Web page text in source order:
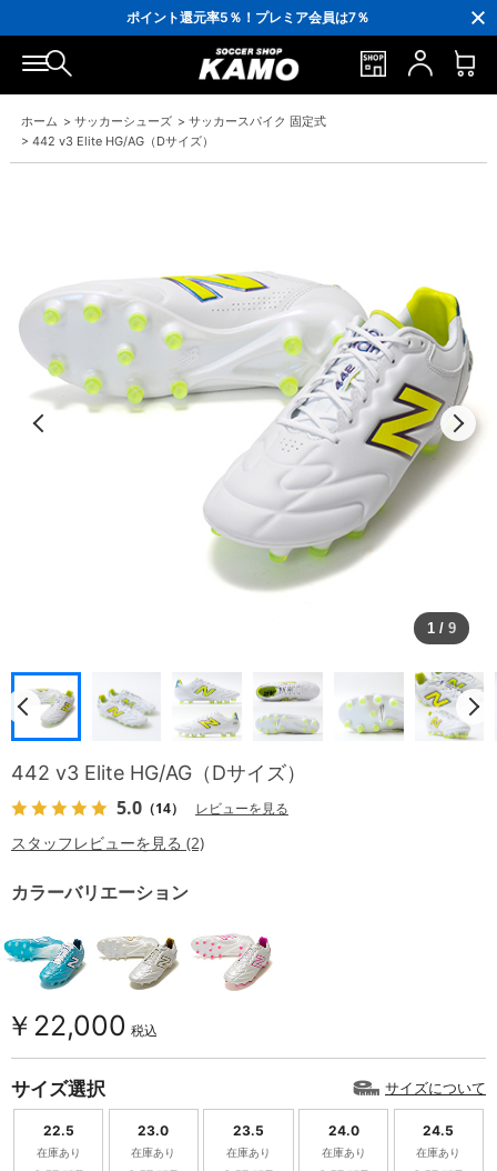
ポイント還元率5％！プレミア会員は7％
会員の方にはお誕生月に「10％OFFクーポン」プレゼント！
16,000円(税込)以上でシューズケースプレゼント！
3,300円(税込)以上で送料無料！
ホーム > サッカーシューズ > サッカースパイク 固定式
> 442 v3 Elite HG/AG（Dサイズ）
1 / 9
442 v3 Elite HG/AG（Dサイズ）
5.0 （14） レビューを見る
スタッフレビューを見る (2)
カラーバリエーション
￥22,000 税込
サイズ選択 サイズについて
22.5
在庫あり
23.0
在庫あり
23.5
在庫あり
24.0
在庫あり
24.5
在庫あり